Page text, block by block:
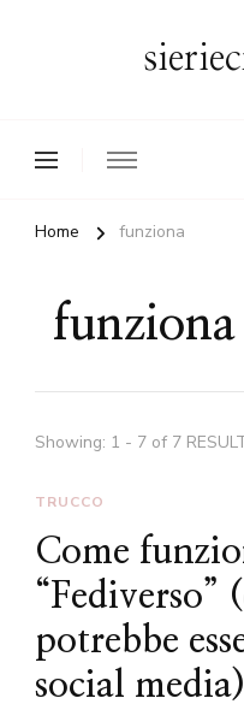
Home funziona
funziona
Showing: 1 - 7 of 7
TRUCCO
Come
“Fediverso”
potrebbe
social media)